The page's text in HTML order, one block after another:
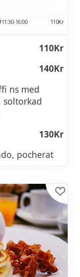
11:30-16:00 110Kr
110Kr
140Kr
ns med
soltorkad
130Kr
pocherat
110Kr
brynt smör
-
140Kr